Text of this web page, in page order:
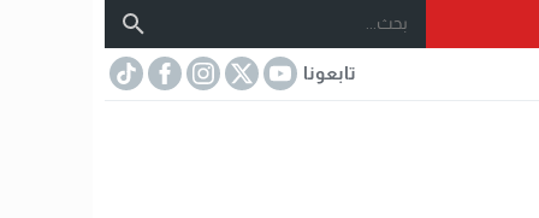
تابعونا